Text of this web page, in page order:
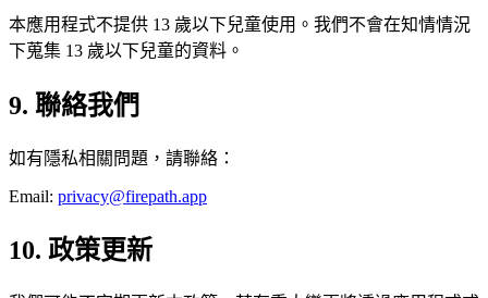
本應用程式不提供 13 歲以下兒童使用。我們不會在知情情況
下蒐集 13 歲以下兒童的資料。
9. 聯絡我們
如有隱私相關問題，請聯絡：
Email: privacy@firepath.app
10. 政策更新